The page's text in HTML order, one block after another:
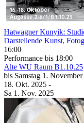
Hatwagner Kunyik:
Darstellende Kunst,
16:00
Performance bis 18:00
Alte WURaum B1.10.25
bis Samstag 1. November
18. Okt. 2025 -
Sa 1. Nov. 2025